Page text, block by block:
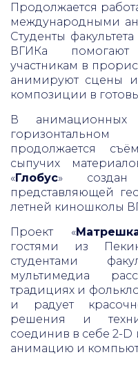
Продолжается
международными
Студенты
ВГИКа
участникам в
анимируют сцены
композиции в
В анимационных
продолжается
сыпучих
«Глобус» создан
представляющей
летней киношколы
Проект «
гостями из
студентами
мультимедиа
традициях и
и радует
решения и
соединив в себе 2-
анимацию и